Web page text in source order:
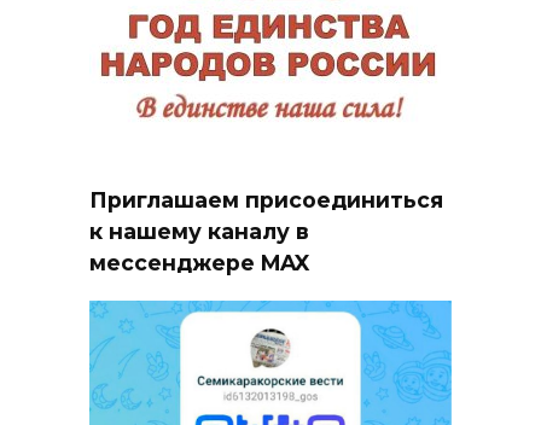
Приглашаем присоединиться
к нашему каналу в
мессенджере MAX